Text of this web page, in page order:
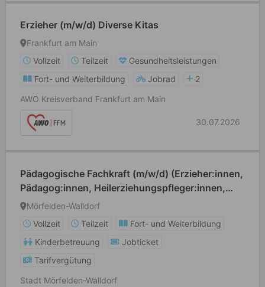
Erzieher (m/w/d) Diverse Kitas
Frankfurt am Main
Vollzeit
Teilzeit
Gesundheitsleistungen
Fort- und Weiterbildung
Jobrad
2
AWO Kreisverband Frankfurt am Main
30.07.2026
Pädagogische Fachkraft (m/w/d) (Erzieher:innen,
Pädagog:innen, Heilerziehungspfleger:innen,
Grund- und Förderschullehrer:innen o. ä.)
Mörfelden-Walldorf
Vollzeit
Teilzeit
Fort- und Weiterbildung
Kinderbetreuung
Jobticket
Tarifvergütung
Stadt Mörfelden-Walldorf